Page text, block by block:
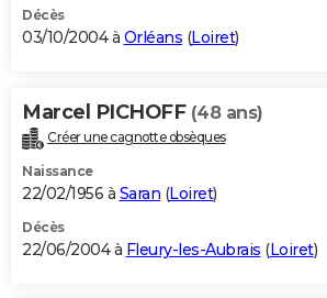
Décès
03/10/2004 à Orléans (Loiret)
Marcel PICHOFF (48 ans)
Créer une cagnotte obsèques
Naissance
22/02/1956 à Saran (Loiret)
Décès
22/06/2004 à Fleury-les-Aubrais (Loiret)